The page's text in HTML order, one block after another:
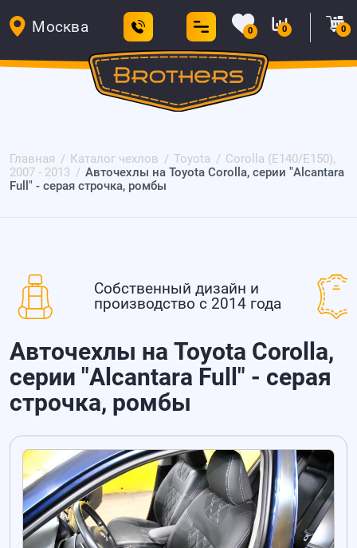
Москва 0 0 0
Главная Каталог чехлов Toyota
Corolla (E140/E150),
2007 - 2013
Авточехлы на Toyota Corolla, серии "Alcantara
Full" - серая строчка, ромбы
Собственный дизайн и
производство с 2014 года
Авточехлы на Toyota Corolla,
серии "Alcantara Full" - серая
строчка, ромбы